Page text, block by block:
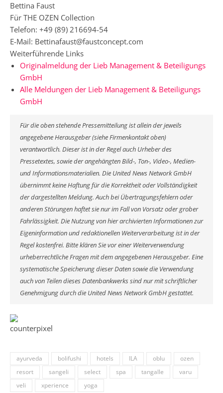
Bettina Faust
Für THE OZEN Collection
Telefon: +49 (89) 216694-54
E-Mail: Bettinafaust@faustconcept.com
Weiterführende Links
Originalmeldung der Lieb Management & Beteiligungs
GmbH
Alle Meldungen der Lieb Management & Beteiligungs
GmbH
Für die oben stehende Pressemitteilung ist allein der jeweils
angegebene Herausgeber (siehe Firmenkontakt oben)
verantwortlich. Dieser ist in der Regel auch Urheber des
Pressetextes, sowie der angehängten Bild-, Ton-, Video-, Medien-
und Informationsmaterialien. Die United News Network GmbH
übernimmt keine Haftung für die Korrektheit oder Vollständigkeit
der dargestellten Meldung. Auch bei Übertragungsfehlern oder
anderen Störungen haftet sie nur im Fall von Vorsatz oder grober
Fahrlässigkeit. Die Nutzung von hier archivierten Informationen zur
Eigeninformation und redaktionellen Weiterverarbeitung ist in der
Regel kostenfrei. Bitte klären Sie vor einer Weiterverwendung
urheberrechtliche Fragen mit dem angegebenen Herausgeber. Eine
systematische Speicherung dieser Daten sowie die Verwendung
auch von Teilen dieses Datenbankwerks sind nur mit schriftlicher
Genehmigung durch die United News Network GmbH gestattet.
ayurveda bolifushi hotels ILA oblu
ozen
resort
sangeli select spa tangalle
varu
veli
xperience yoga